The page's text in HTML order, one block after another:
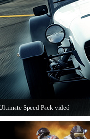
Speed Pack videó
Már elérhető a Need for Speed